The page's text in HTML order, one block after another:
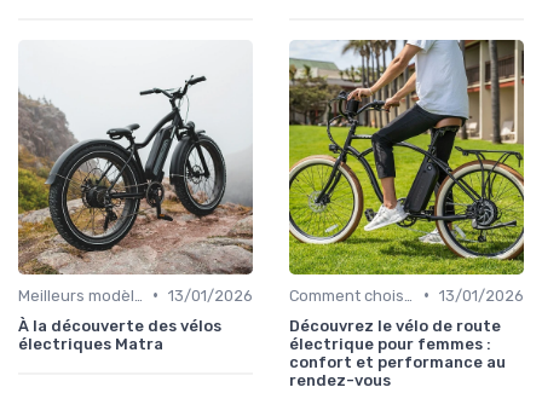
• 13/01/2026
À la découverte des vélos
électriques Matra
• 13/01/2026
Découvrez le vélo de route
électrique pour femmes :
confort et performance au
rendez-vous